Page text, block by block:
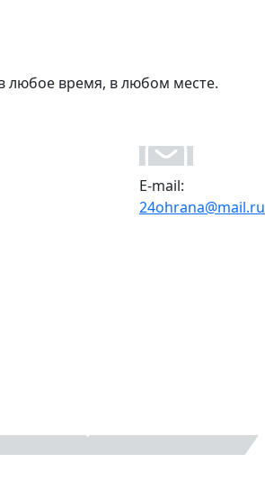
любое время, в любом месте.
E-mail:
24ohrana@mail.ru